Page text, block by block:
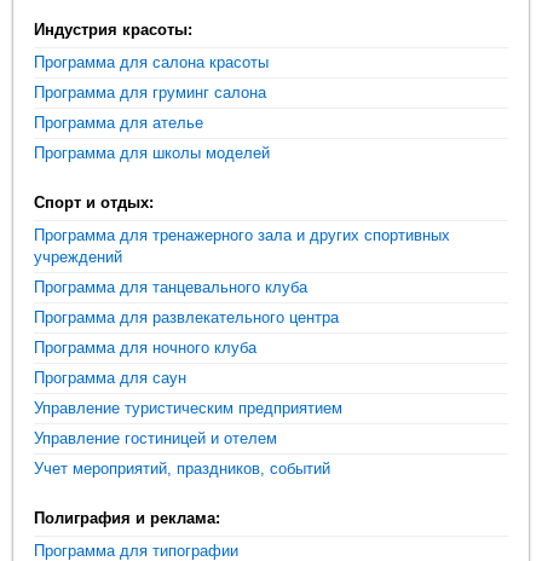
Индустрия красоты:
Программа для салона красоты
Программа для груминг салона
Программа для ателье
Программа для школы моделей
Спорт и отдых:
Программа для тренажерного зала и других спортивных
учреждений
Программа для танцевального клуба
Программа для развлекательного центра
Программа для ночного клуба
Программа для саун
Управление туристическим предприятием
Управление гостиницей и отелем
Учет мероприятий, праздников, событий
Полиграфия и реклама:
Программа для типографии